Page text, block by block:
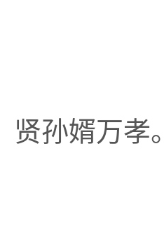
贤孙婿万孝